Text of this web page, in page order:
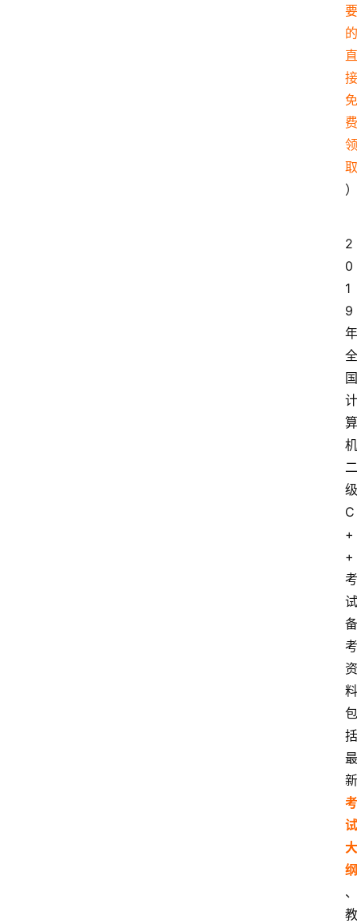
要
的
直
接
免
费
领
取
）
2
0
1
9
年
全
国
计
算
机
二
级
C
+
+
考
试
备
考
资
料
包
括
最
新
考
试
大
纲
、
教